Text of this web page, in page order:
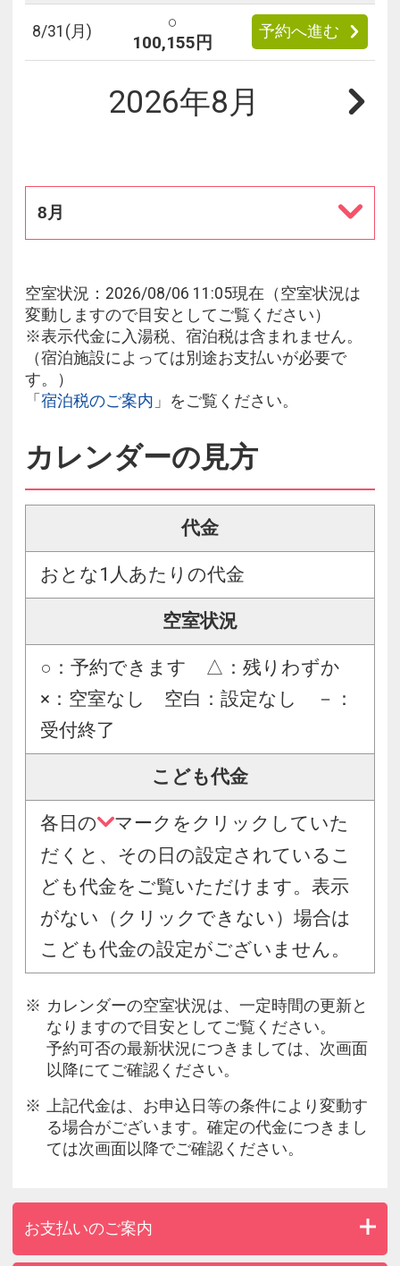
8/31 (月)
○
100,155円
予約へ進む
2026年8月
8月
空室状況：2026/08/06 11:05現在（空室状況は
変動しますので目安としてご覧ください）
※表示代金に入湯税、宿泊税は含まれません。
（宿泊施設によっては別途お支払いが必要で
す。）
「 宿泊税のご案内 」をご覧ください。
カレンダーの見方
代金
おとな1人あたりの代金
空室状況
○：予約できます △：残りわずか
×：空室なし 空白：設定なし －：
受付終了
こども代金
各日の
マークをクリックしていた
だくと、その日の設定されているこ
ども代金をご覧いただけます。表示
がない（クリックできない）場合は
こども代金の設定がございません。
カレンダーの空室状況は、一定時間の更新と
なりますので目安としてご覧ください。
予約可否の最新状況につきましては、次画面
以降にてご確認ください。
上記代金は、お申込日等の条件により変動す
る場合がございます。確定の代金につきまし
ては次画面以降でご確認ください。
お支払いのご案内